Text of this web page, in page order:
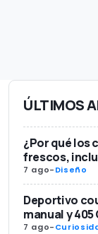
ÚLTIMOS
¿Por qué los
frescos,
7 ago-Diseño
Deportivo
manual y 405
7 ago-